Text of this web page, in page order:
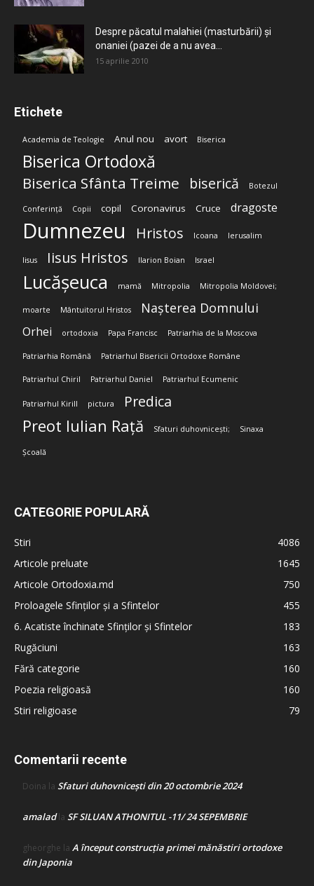
Despre păcatul malahiei (masturbării) şi
onaniei (pazei de a nu avea...
15 aprilie 2010
Etichete
Academia de Teologie Anul nou avort Biserica
Biserica Ortodoxă
Biserica Sfânta Treime biserică Botezul
Conferință Copii copil Coronavirus Cruce dragoste
Dumnezeu Hristos Icoana Ierusalim
Iisus Iisus Hristos Ilarion Boian Israel
Lucășeuca mamă Mitropolia Mitropolia Moldovei;
moarte Mântuitorul Hristos Nașterea Domnului
Orhei ortodoxia Papa Francisc Patriarhia de la Moscova
Patriarhia Română Patriarhul Bisericii Ortodoxe Române
Patriarhul Chiril Patriarhul Daniel Patriarhul Ecumenic
Patriarhul Kirill pictura Predica
Preot Iulian Rață Sfaturi duhovnicești; Sinaxa
Școală
CATEGORIE POPULARĂ
Stiri
4086
Articole preluate
1645
Articole Ortodoxia.md
750
Proloagele Sfinților și a Sfintelor
455
6. Acatiste închinate Sfinților și Sfintelor
183
Rugăciuni
163
Fără categorie
160
Poezia religioasă
160
Stiri religioase
79
Comentarii recente
Doina la Sfaturi duhovnicești din 20 octombrie 2024
amaladla SF SILUAN ATHONITUL -11/ 24 SEPEMBRIE
gheorghe la A început construcţia primei mănăstiri ortodoxe
din Japonia